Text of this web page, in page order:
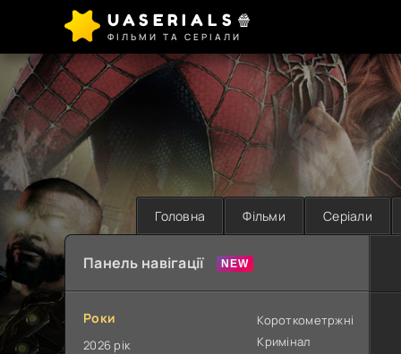
UASERIALS🍿
ФІЛЬМИ ТА СЕРІАЛИ
Головна Фільми Серіали
Панель навігації
Роки
2026 рік
Короткометржні
Кримінал